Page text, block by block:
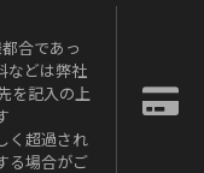
合であっ
などは弊社
を記入の上
く超過され
る場合がご